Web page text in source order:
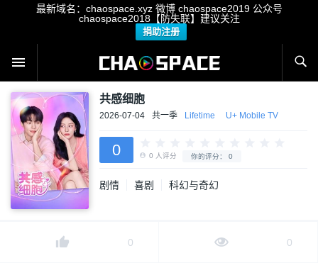
最新域名：chaospace.xyz 微博 chaospace2019 公众号
chaospace2018【防失联】建议关注
捐助注册
共感细胞
2026-07-04 共一季 Lifetime U+ Mobile TV
0
剧情 喜剧 科幻与奇幻
0 0